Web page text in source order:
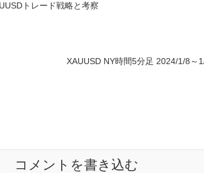
トレード戦略と考察
XAUUSD NY時間5分足 2024/1/8～
コメントを書き込む